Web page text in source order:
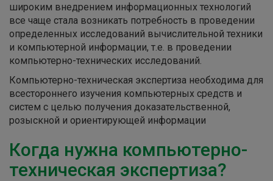
широким внедрением информационных технологий
все чаще стала возникать потребность в проведении
определенных исследований вычислительной техники
и компьютерной информации, т.е. в проведении
компьютерно-технических исследований.
Компьютерно-техническая экспертиза необходима для
всестороннего изучения компьютерных средств и
систем с целью получения доказательственной,
розыскной и ориентирующей информации
Когда нужна компьютерно-
техническая экспертиза?